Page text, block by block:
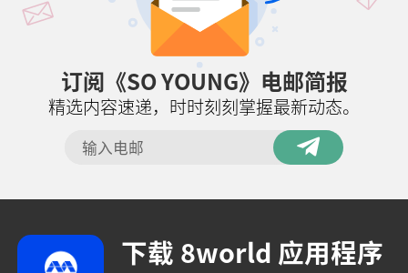
订阅《SO YOUNG》电邮简报
精选内容速递，时时刻刻掌握最新动态。
下载 8world 应用程序